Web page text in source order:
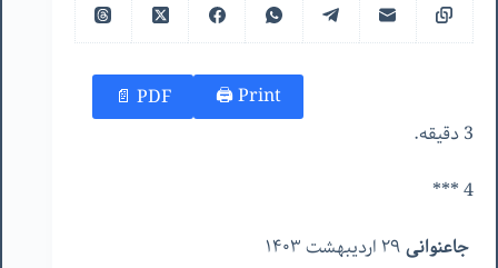
Print 🖨
PDF 📄
3 دقیقه.
4 ***
جاعنوانی